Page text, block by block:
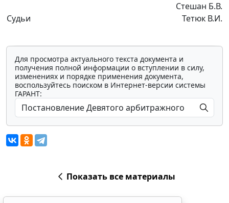
Судьи
Стешан Б.В.
Тетюк В.И.
Для просмотра актуального текста документа и
получения полной информации о вступлении в силу,
изменениях и порядке применения документа,
воспользуйтесь поиском в Интернет-версии системы
ГАРАНТ:
Показать все материалы